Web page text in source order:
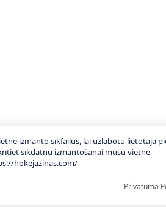
izmanto sīkfailus, lai uzlabotu lietotāja
sīkdatņu izmantošanai mūsu vietnē
hokejazinas.com/
Privātuma